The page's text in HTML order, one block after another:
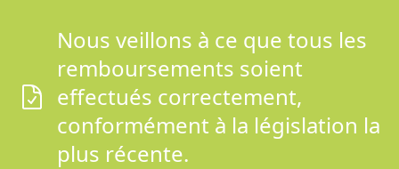
Nous veillons à ce que tous les
remboursements soient
effectués correctement,
conformément à la législation la
plus récente.